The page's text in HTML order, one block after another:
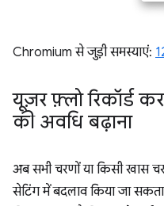
Chromium से जुड़ी समस्याएं:
यूज़र फ़्लो रिकॉर्ड
की अवधि बढ़ाना
अब सभी चरणों या किसी खास
सेटिंग में बदलाव किया जा